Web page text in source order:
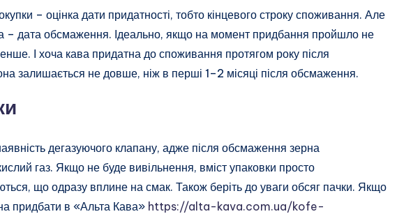
– оцінка дати придатності, тобто кінцевого строку споживання. Але
– дата обсмаження. Ідеально, якщо на момент придбання пройшло не
І хоча кава придатна до споживання протягом року після
залишається не довше, ніж в перші 1–2 місяці після обсмаження.
дегазуючого клапану, адже після обсмаження зерна
газ. Якщо не буде вивільнення, вміст упаковки просто
що одразу вплине на смак. Також беріть до уваги обсяг пачки. Якщо
придбати в «Альта Кава» https://alta-kava.com.ua/kofe-